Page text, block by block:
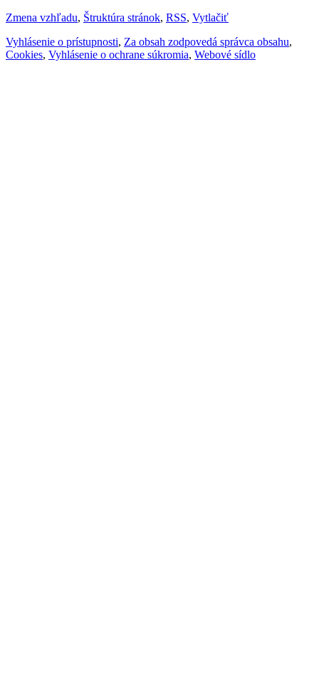
Zmena vzhľadu, Štruktúra stránok, RSS, Vytlačiť
Vyhlásenie o prístupnosti, Za obsah zodpovedá správca obsahu,
Cookies, Vyhlásenie o ochrane súkromia, Webové sídlo